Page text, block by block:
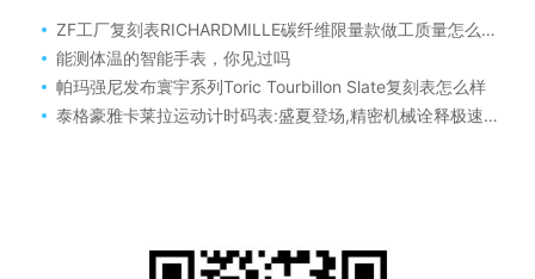
ZF工厂复刻表RICHARDMILLE碳纤维限量款做工质量怎么样！理查德米勒RM055“白色传奇”全球限量复刻腕表值得购买吗！
能测体温的智能手表，你见过吗
帕玛强尼发布寰宇系列Toric Tourbillon Slate复刻表怎么样
泰格豪雅卡莱拉运动计时码表:盛夏登场,精密机械诠释极速魅力